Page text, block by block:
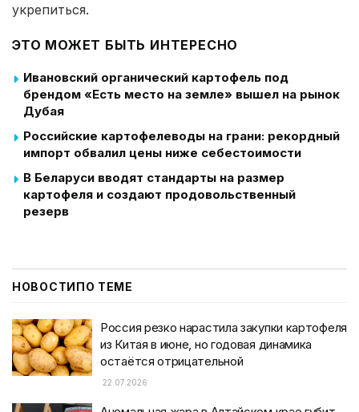
укрепиться.
ЭТО МОЖЕТ БЫТЬ ИНТЕРЕСНО
Ивановский органический картофель под
брендом «Есть место на земле» вышел на рынок
Дубая
Российские картофелеводы на грани: рекордный
импорт обвалил цены ниже себестоимости
В Беларуси вводят стандарты на размер
картофеля и создают продовольственный
резерв
НОВОСТИПО ТЕМЕ
Россия резко нарастила закупки картофеля
из Китая в июне, но годовая динамика
остаётся отрицательной
22.07.2026